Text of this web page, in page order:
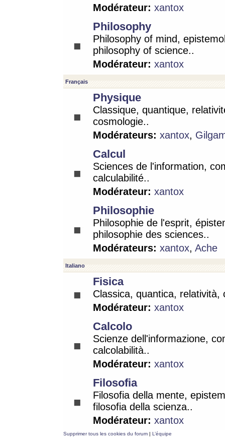
Modérateur: xantox
Philosophy
Philosophy of mind,
philosophy of science..
Modérateur: xantox
Français
Physique
Classique, quantique,
cosmologie..
Modérateurs: xantox,
Calcul
Sciences de l'information,
calculabilité..
Modérateur: xantox
Philosophie
Philosophie de l'esprit,
philosophie des sciences..
Modérateurs: xantox, Ache
Italiano
Fisica
Classica, quantica, relatività,
Modérateur: xantox
Calcolo
Scienze dell'informazione,
calcolabilità..
Modérateur: xantox
Filosofia
Filosofia della mente,
filosofia della scienza..
Modérateur: xantox
Supprimer tous les cookies du forum | L’équipe